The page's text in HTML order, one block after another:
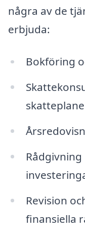
några av de
erbjuda:
Bokföring
Revision
finansiella